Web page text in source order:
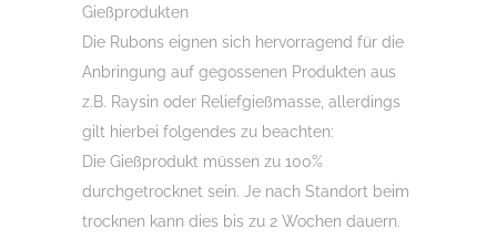
Gießprodukten
Die Rubons eignen sich hervorragend für die
Anbringung auf gegossenen Produkten aus
z.B. Raysin oder Reliefgießmasse, allerdings
gilt hierbei folgendes zu beachten:
Die Gießprodukt müssen zu 100%
durchgetrocknet sein. Je nach Standort beim
trocknen kann dies bis zu 2 Wochen dauern.